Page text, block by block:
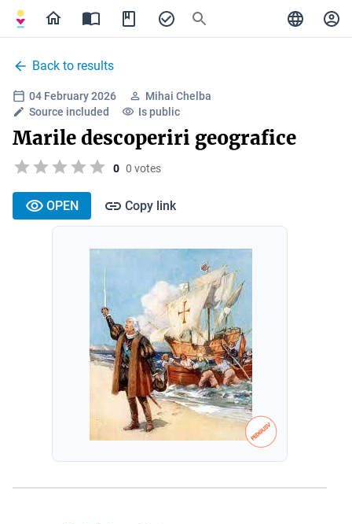
Back to results
04 February 2026
Mihai Chelba
Source included
Is public
Marile descoperiri geografice
0 0 votes
OPEN Copy link